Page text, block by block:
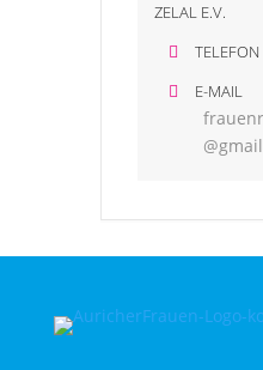
ZELAL E.V.
TELEFON
E-MAIL